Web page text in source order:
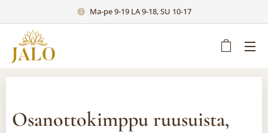
Ma-pe 9-19 LA 9-18, SU 10-17
Osanottokimppu ruusuista,